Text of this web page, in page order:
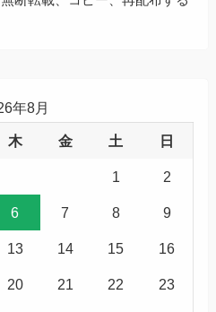
年8月
木 金 土 日
1 2
6 7 8 9
13 14 15 16
20 21 22 23